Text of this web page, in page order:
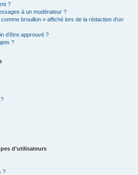
?
à un modérateur ?
brouillon » affiché lors de la rédaction d’un
d’être approuvé ?
?
d’utilisateurs
?